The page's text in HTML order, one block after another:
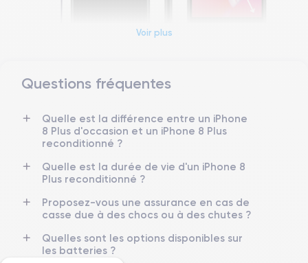
Dimensions et poids iPhone 8 Plus
Date de sortie
12/09/2017
Système exploit.
iOS (iOS 16)
Dimensions
158.4×78.1×7.5 mm
Poids
Écran
IPS LCD 5.5 pouces
Résolution écran
1920 x 1080 pixels
Voir plus
Questions fréquentes
Quelle est la différence entre un iPhone
8 Plus d'occasion et un iPhone 8 Plus
reconditionné ?
Quelle est la durée de vie d'un iPhone 8
Plus reconditionné ?
Proposez-vous une assurance en cas de
casse due à des chocs ou à des chutes ?
Quelles sont les options disponibles sur
les batteries ?